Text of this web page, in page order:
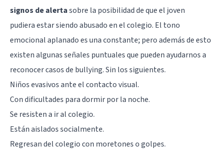
signos de alertasobre la posibilidad de que el joven
pudiera estar siendo abusado en el colegio. El tono
emocional aplanado es una constante; pero además de esto
existen algunas señales puntuales que pueden ayudarnos a
reconocer casos de bullying. Sin los siguientes.
Niños evasivos ante el contacto visual.
Con dificultades para dormir por la noche.
Se resisten a ir al colegio.
Están aislados socialmente.
Regresan del colegio con moretones o golpes.